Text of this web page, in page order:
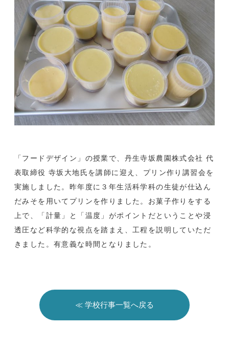
「フードデザイン」の授業で、丹生寺坂農園株式会社 代
表取締役 寺坂大地氏を講師に迎え、プリン作り講習会を
実施しました。昨年度に３年生活科学科の生徒が仕込ん
だみそを用いてプリンを作りました。お菓子作りをする
上で、「計量」と「温度」がポイントだということや浸
透圧など科学的な視点を踏まえ、工程を説明していただ
きました。有意義な時間となりました。
≪ 学校行事一覧へ戻る